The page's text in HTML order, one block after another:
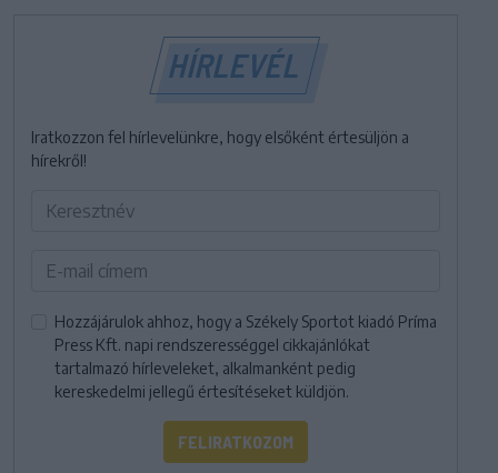
HÍRLEVÉL
Iratkozzon fel hírlevelünkre, hogy elsőként értesüljön a
hírekről!
Hozzájárulok ahhoz, hogy a Székely Sportot kiadó Príma
Press Kft. napi rendszerességgel cikkajánlókat
tartalmazó hírleveleket, alkalmanként pedig
kereskedelmi jellegű értesítéseket küldjön.
FELIRATKOZOM